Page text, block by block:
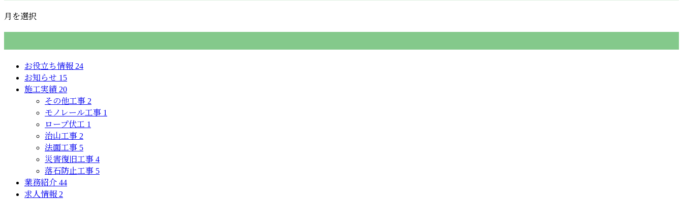
月を選択
お役立ち情報 24
お知らせ 15
施工実績 20
その他工事 2
モノレール工事 1
ロープ伏工 1
治山工事 2
法面工事 5
災害復旧工事 4
落石防止工事 5
業務紹介 44
求人情報 2